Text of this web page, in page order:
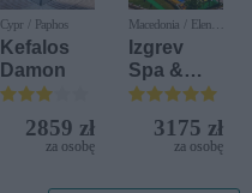
Cypr / Paphos
Kefalos
Damon
2859 zł
za osobę
Macedonia / Elen
Kamen
Izgrev
Spa &
Aquapark
3175 zł
za osobę